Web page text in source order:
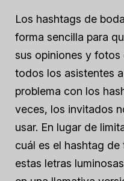
Los hashtags de
forma sencilla para
sus opiniones y
todos los asistentes
problema con los
veces, los invitados
usar. En lugar de
cuál es el hashtag
estas letras